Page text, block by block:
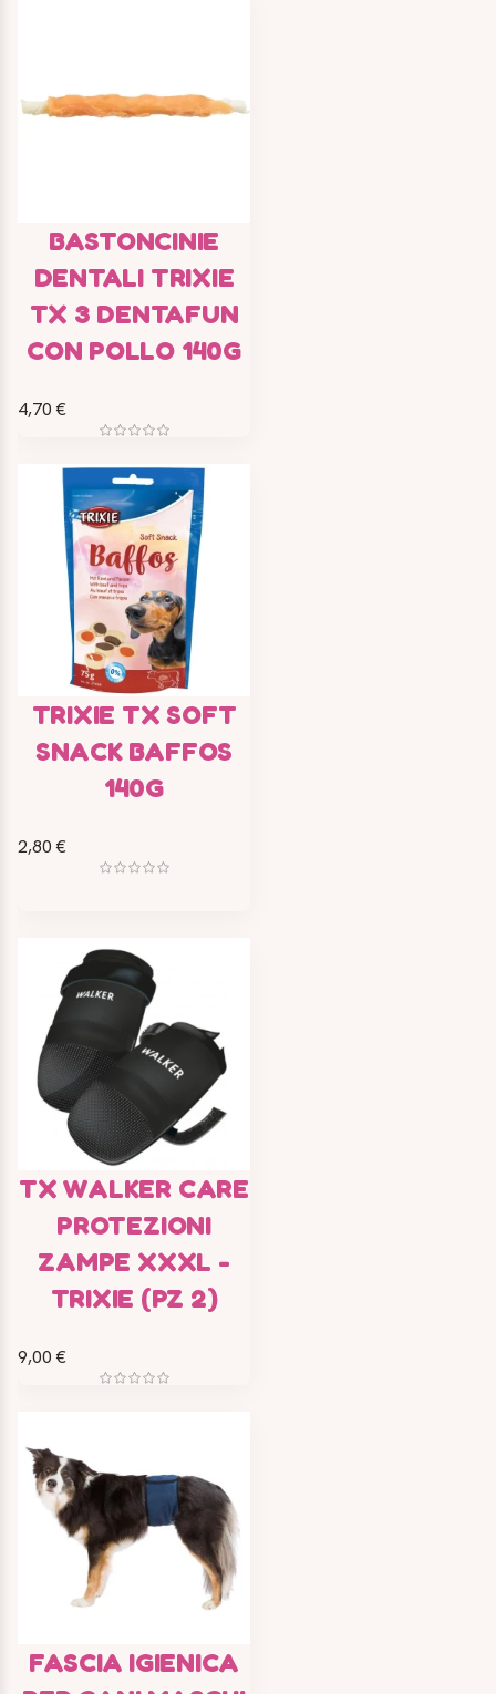
BASTONCINIE
DENTALI TRIXIE
TX 3 DENTAFUN
CON POLLO 140G
4,70 €
TRIXIE TX SOFT
SNACK BAFFOS
140G
2,80 €
TX WALKER CARE
PROTEZIONI
ZAMPE XXXL -
TRIXIE (PZ 2)
9,00 €
FASCIA IGIENICA